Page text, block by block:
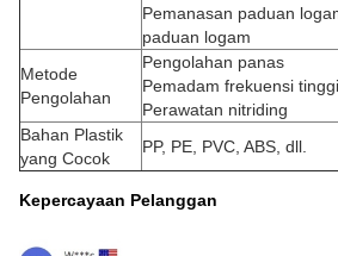
Pemanasan paduan
paduan logam
Metode
Pengolahan
Pengolahan panas
Pemadam frekuensi tinggi
Perawatan nitriding
Bahan Plastik
yang Cocok
PP, PE, PVC, ABS, dll.
Kepercayaan Pelanggan